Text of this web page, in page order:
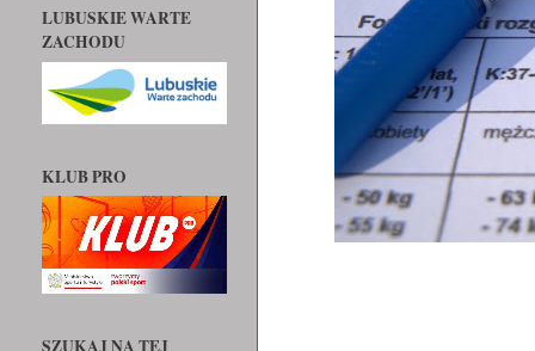
LUBUSKIE WARTE
ZACHODU
KLUB PRO